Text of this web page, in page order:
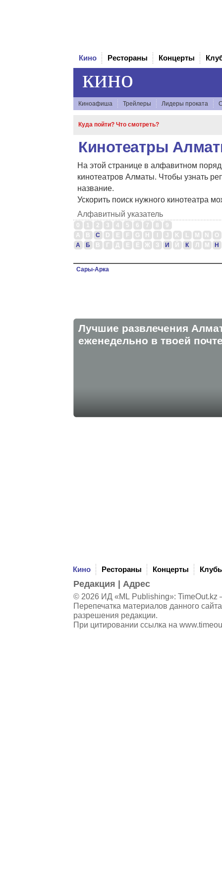
Кино Рестораны Концерты
кино
Киноафиша Трейлеры Лидеры проката
Куда пойти? Что смотреть?
Кинотеатры
На этой странице в алфавитном
кинотеатров Алматы. Чтобы узнать
название.
Ускорить поиск нужного кинотеатра
Алфавитный указатель
0 1 2 3 4 5 6 7 8
9
A
B C D E F G H J K L M N
O
А
Б В Г Д Е Ё Ж З И Й К Л М Н
Сары-Арка
Лучшие развлечения
eженедельно в твоей
Кино Рестораны Концерты
Редакция Адрес
© 2026 ИД «ML Publishing»: TimeOut.kz
Перепечатка материалов данного
разрешения редакции.
При цитировании ссылка на